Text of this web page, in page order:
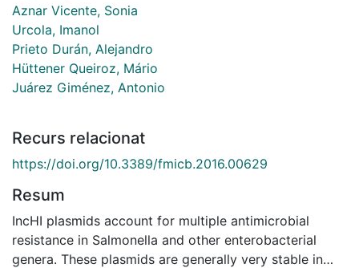
Aznar Vicente, Sonia
Urcola, Imanol
Prieto Durán, Alejandro
Hüttener Queiroz, Mário
Juárez Giménez, Antonio
Recurs relacionat
https://doi.org/10.3389/fmicb.2016.00629
Resum
IncHI plasmids account for multiple antimicrobial
resistance in Salmonella and other enterobacterial
genera. These plasmids are generally very stable in